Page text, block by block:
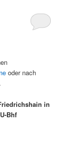
oder nach
in
Bhf